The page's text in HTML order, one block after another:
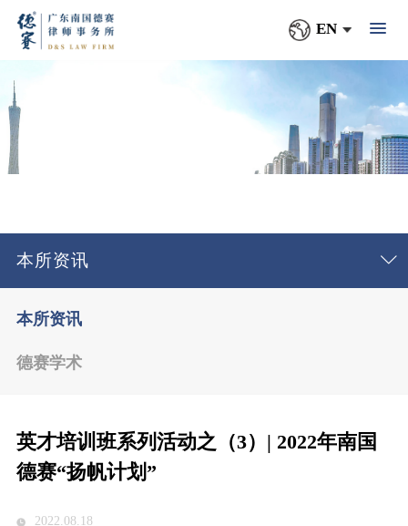
EN
本所资讯
本所资讯
德赛学术
英才培训班系列活动之（3）| 2022年南国
德赛“扬帆计划”
2022.08.18